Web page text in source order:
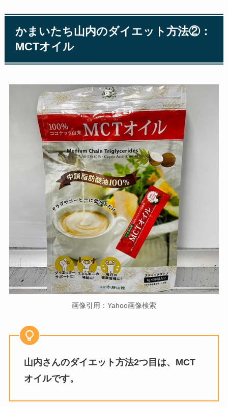
かまいたち山内のダイエット方法②：
MCTオイル
画像引用：Yahoo画像検索
山内さんのダイエット方法2つ目は、MCT
オイルです。